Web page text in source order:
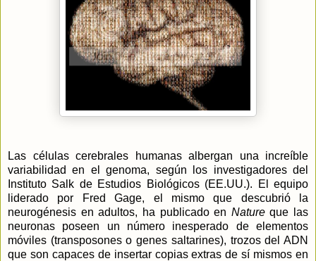
Las células cerebrales humanas albergan una increíble
variabilidad en el genoma, según los investigadores del
Instituto Salk de Estudios Biológicos (EE.UU.). El equipo
liderado por Fred Gage, el mismo que descubrió la
neurogénesis en adultos, ha publicado en Natureque las
neuronas poseen un número inesperado de elementos
móviles (transposones o genes saltarines), trozos del ADN
que son capaces de insertar copias extras de sí mismos en